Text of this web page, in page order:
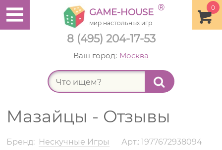
8 (495) 204-17-53
0
GAME-HOUSE ®
мир настольных игр
Ваш город: Москва
Мазайцы - Отзывы
Бренд: Нескучные Игры Арт.: 1977672938094